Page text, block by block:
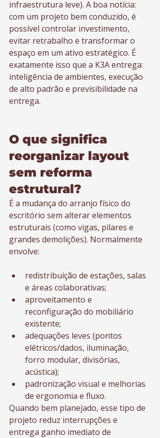
infraestrutura leve). A boa notícia:
com um projeto bem conduzido, é
possível controlar investimento,
evitar retrabalho e transformar o
espaço em um ativo estratégico. É
exatamente isso que a K3A entrega:
inteligência de ambientes, execução
de alto padrão e previsibilidade na
entrega.
O que significa
reorganizar layout
sem reforma
estrutural?
É a mudança do arranjo físico do
escritório sem alterar elementos
estruturais (como vigas, pilares e
grandes demolições). Normalmente
envolve:
redistribuição de estações, salas
e áreas colaborativas;
aproveitamento e
reconfiguração do mobiliário
existente;
adequações leves (pontos
elétricos/dados, iluminação,
forro modular, divisórias,
acústica);
padronização visual e melhorias
de ergonomia e fluxo.
Quando bem planejado, esse tipo de
projeto reduz interrupções e
entrega ganho imediato de